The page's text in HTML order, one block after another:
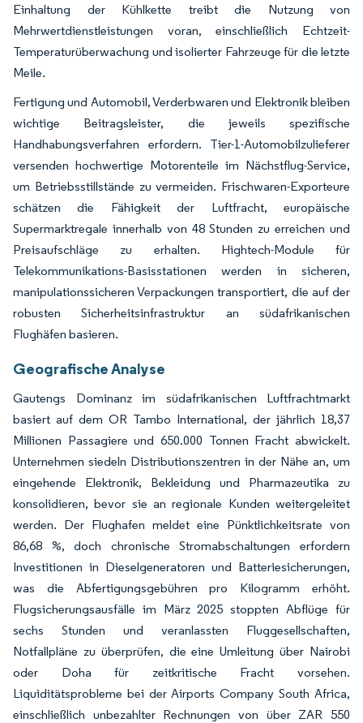
Einhaltung der Kühlkette treibt die Nutzung von
Mehrwertdienstleistungen voran, einschließlich Echtzeit-
Temperaturüberwachung und isolierter Fahrzeuge für die letzte
Meile.
Fertigung und Automobil, Verderbwaren und Elektronik bleiben
wichtige Beitragsleister, die jeweils spezifische
Handhabungsverfahren erfordern. Tier-1-Automobilzulieferer
versenden hochwertige Motorenteile im Nächstflug-Service,
um Betriebsstillstände zu vermeiden. Frischwaren-Exporteure
schätzen die Fähigkeit der Luftfracht, europäische
Supermarktregale innerhalb von 48 Stunden zu erreichen und
Preisaufschläge zu erhalten. Hightech-Module für
Telekommunikations-Basisstationen werden in sicheren,
manipulationssicheren Verpackungen transportiert, die auf der
robusten Sicherheitsinfrastruktur an südafrikanischen
Flughäfen basieren.
Geografische Analyse
Gautengs Dominanz im südafrikanischen Luftfrachtmarkt
basiert auf dem OR Tambo International, der jährlich 18,37
Millionen Passagiere und 650.000 Tonnen Fracht abwickelt.
Unternehmen siedeln Distributionszentren in der Nähe an, um
eingehende Elektronik, Bekleidung und Pharmazeutika zu
konsolidieren, bevor sie an regionale Kunden weitergeleitet
werden. Der Flughafen meldet eine Pünktlichkeitsrate von
86,68 %, doch chronische Stromabschaltungen erfordern
Investitionen in Dieselgeneratoren und Batteriesicherungen,
was die Abfertigungsgebühren pro Kilogramm erhöht.
Flugsicherungsausfälle im März 2025 stoppten Abflüge für
sechs Stunden und veranlassten Fluggesellschaften,
Notfallpläne zu überprüfen, die eine Umleitung über Nairobi
oder Doha für zeitkritische Fracht vorsehen.
Liquiditätsprobleme bei der Airports Company South Africa,
einschließlich unbezahlter Rechnungen von über ZAR 550